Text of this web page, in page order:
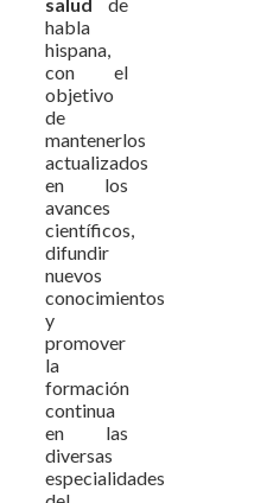
habla
hispana,
con el
objetivo
de
mantenerlos
actualizados
en los
avances
científicos,
difundir
nuevos
conocimientos
y
promover
la
formación
continua
en las
diversas
especialidades